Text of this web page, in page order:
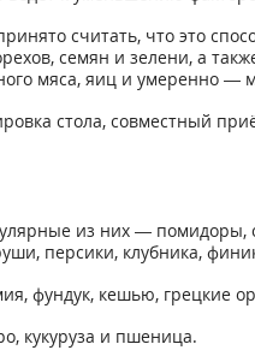
считать, что это
семян и зелени, а
мяса, яиц и умеренно —
стола, совместный
из них — помидоры,
персики, клубника,
фундук, кешью, грецкие
кукуруза и пшеница.